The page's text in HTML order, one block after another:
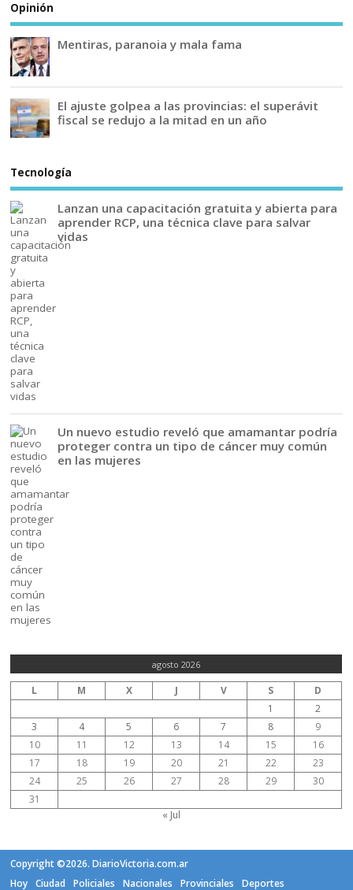
Opinión
Mentiras, paranoia y mala fama
El ajuste golpea a las provincias: el superávit
fiscal se redujo a la mitad en un año
Tecnología
Lanzan una capacitación gratuita y abierta para
aprender RCP, una técnica clave para salvar
vidas
Un nuevo estudio reveló que amamantar podría
proteger contra un tipo de cáncer muy común
en las mujeres
agosto 2026
L M X J V S
D
1
2
3
4 5 6 7 8
9
10
11 12 13 14 15
16
17
18 19 20 21 22
23
24
25 26 27 28 29
30
31
« Jul
Copyright ©2026. DiarioVictoria.com.ar
Hoy
Ciudad Policiales Nacionales Provinciales Deportes